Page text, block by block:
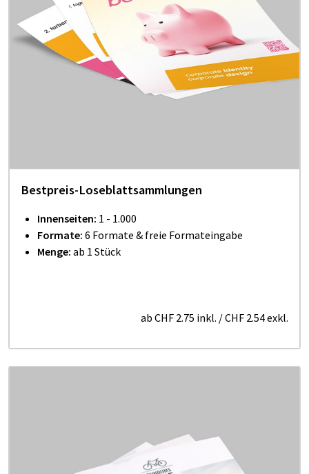
Bestpreis-Loseblattsammlungen
Innenseiten: 1 - 1.000
Formate: 6 Formate & freie Formateingabe
Menge: ab 1 Stück
ab CHF 2.75 inkl. /CHF 2.54exkl.